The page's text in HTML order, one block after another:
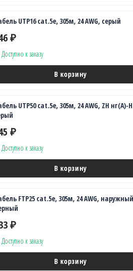
UTP16 cat.5e, 305м, 24 AWG, серый
₽
Доступно к заказу
В корзину
UTP50 cat.5e, 305м, 24 AWG, ZH нг(A)-
₽
Доступно к заказу
В корзину
FTP25 cat.5e, 305м, 24 AWG,
₽
Доступно к заказу
В корзину